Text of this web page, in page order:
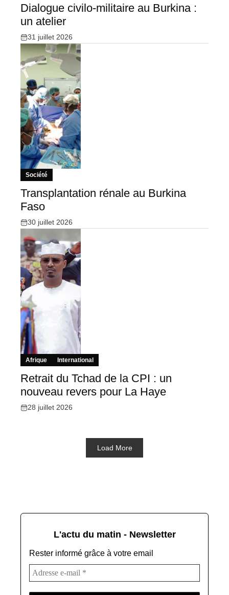
Dialogue civilo-militaire au Burkina :
un atelier
31 juillet 2026
Société
Transplantation rénale au Burkina
Faso
30 juillet 2026
Afrique International
Retrait du Tchad de la CPI : un
nouveau revers pour La Haye
28 juillet 2026
Load More
L'actu du matin - Newsletter
Rester informé grâce à votre email